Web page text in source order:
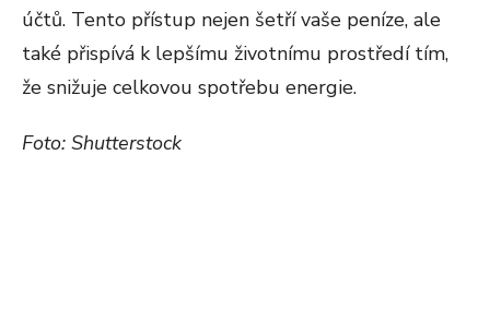
účtů. Tento přístup nejen šetří vaše peníze, ale
také přispívá k lepšímu životnímu prostředí tím,
že snižuje celkovou spotřebu energie.
Foto: Shutterstock